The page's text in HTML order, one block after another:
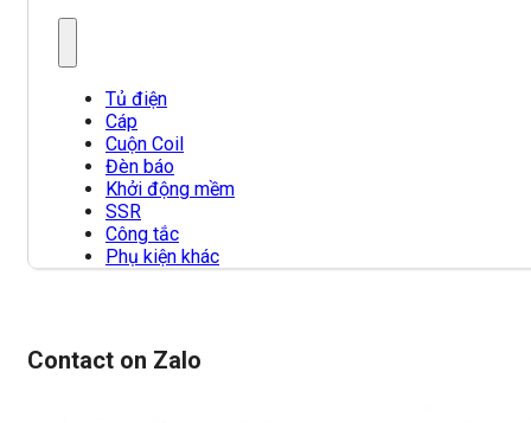
Tủ điện
Cáp
Cuộn Coil
Đèn báo
Khởi động mềm
SSR
Công tắc
Phụ kiện khác
Contact on Zalo